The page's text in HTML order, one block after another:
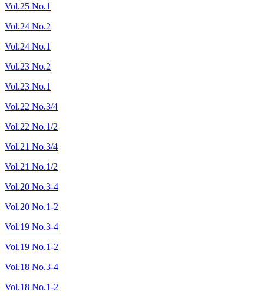
Vol.25 No.1
Vol.24 No.2
Vol.24 No.1
Vol.23 No.2
Vol.23 No.1
Vol.22 No.3/4
Vol.22 No.1/2
Vol.21 No.3/4
Vol.21 No.1/2
Vol.20 No.3-4
Vol.20 No.1-2
Vol.19 No.3-4
Vol.19 No.1-2
Vol.18 No.3-4
Vol.18 No.1-2